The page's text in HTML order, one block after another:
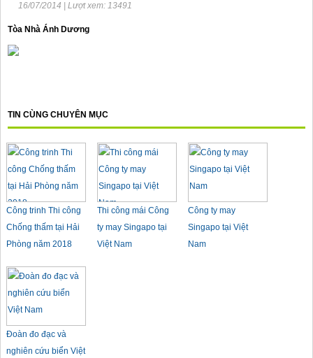
16/07/2014 | Lượt xem: 13491
Tòa Nhà Ánh Dương
TIN CÙNG CHUYÊN MỤC
Công trinh Thi công
Chống thấm tại Hải
Phòng năm 2018
Thi công mái Công
ty may Singapo tại
Việt Nam
Công ty may
Singapo tại Việt
Nam
Đoàn đo đạc và
nghiên cứu biển Việt